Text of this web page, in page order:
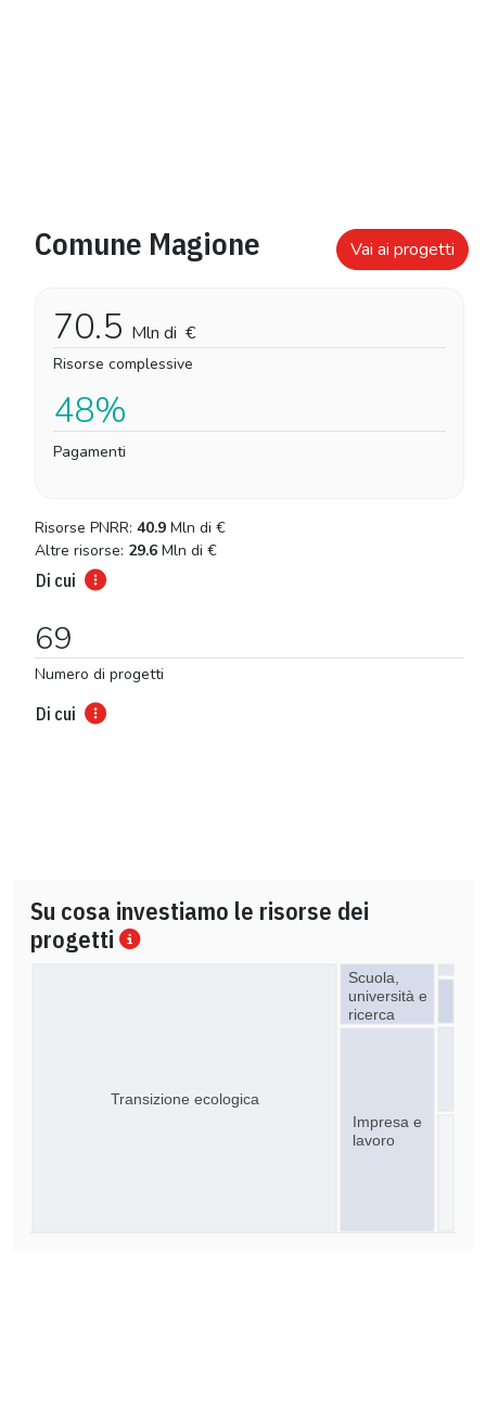
Comune Magione Vai ai progetti
70.5 Mln di €
Risorse complessive
48%
Pagamenti
Risorse PNRR: 40.9 Mln di €
Altre risorse: 29.6 Mln di €
Di cui
69
Numero di progetti
Di cui
Su cosa investiamo le risorse dei
progetti
Scuola,
università e
ricerca
Impresa e
lavoro
Transizione ecologica